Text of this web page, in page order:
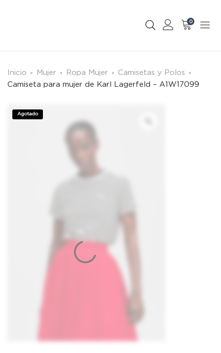
0
Inicio Mujer Ropa Mujer
Camisetas y Polos
Camiseta para mujer de Karl Lagerfeld – A1W17099
Agotado